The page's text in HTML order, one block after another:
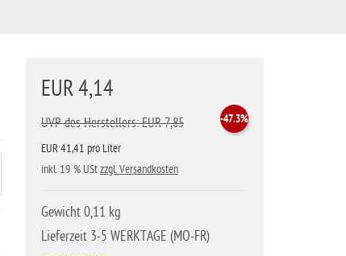
EUR 4,14
-47.3%
UVP des Herstellers: EUR 7,85
EUR 41,41 pro Liter
inkl. 19 % UStzzgl. Versandkosten
Gewicht 0,11 kg
Lieferzeit 3-5 WERKTAGE (MO-FR)